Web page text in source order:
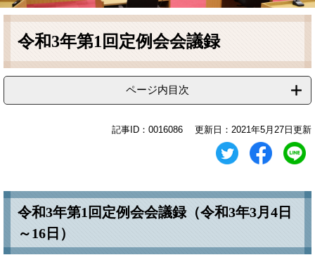
本
令和3年第1回定例会会議録
ページ内目次
記事ID：0016086 更新日：2021年5月27日更新
令和3年第1回定例会会議録（令和3年3月4日
～16日）